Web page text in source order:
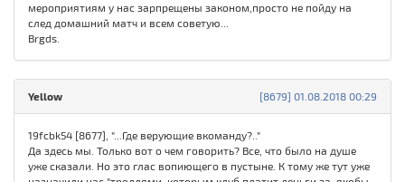
мероприятиям у нас зарпрещены законом,просто не пойду на
след домашний матч и всем советую...
Brgds.
[8679] 01.08.2018 00:29
Yellow
19fcbk54 [8677], "...Где верующие вкоманду?.."
Да здесь мы. Только вот о чем говорить? Все, что было на душе
уже сказали. Но это глас вопиющего в пустыне. К тому же тут уже